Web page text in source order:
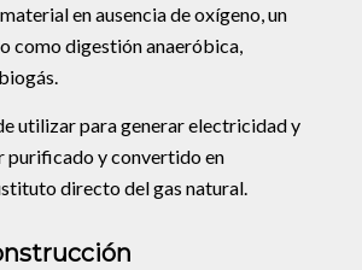
en ausencia de oxígeno, un
como digestión anaeróbica,
utilizar para generar electricidad y
purificado y convertido en
directo del gas natural.